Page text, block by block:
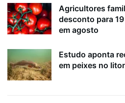
Agricultores
desconto para
em agosto
Estudo aponta
em peixes no